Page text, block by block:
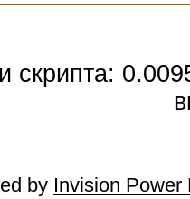
скрипта:
by Invision Power